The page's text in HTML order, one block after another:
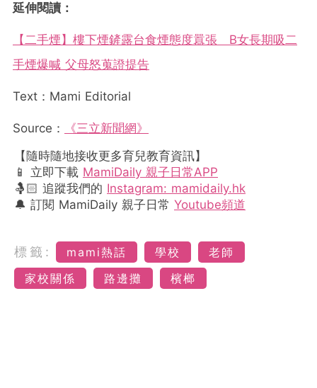
延伸閱讀：
【二手煙】樓下煙鏟露台食煙態度囂張 B女長期吸二
手煙爆喊 父母怒蒐證提告
Text：Mami Editorial
Source：
《三立新聞網》
【隨時隨地接收更多育兒教育資訊】
📱 立即下載 MamiDaily 親子日常APP
🤱🏻 追蹤我們的 Instagram: mamidaily.hk
🔔 訂閱 MamiDaily 親子日常 Youtube頻道
標籤: mami熱話 學校
老師
家校關係
路邊攤 檳榔